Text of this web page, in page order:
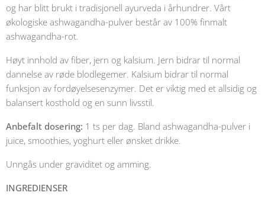
og har blitt brukt i tradisjonell ayurveda i århundrer. Vårt
økologiske ashwagandha-pulver består av 100% finmalt
ashwagandha-rot.
Høyt innhold av fiber, jern og kalsium. Jern bidrar til normal
dannelse av røde blodlegemer. Kalsium bidrar til normal
funksjon av fordøyelsesenzymer. Det er viktig med et allsidig og
balansert kosthold og en sunn livsstil.
Anbefalt dosering: 1 ts per dag. Bland ashwagandha-pulver i
juice, smoothies, yoghurt eller ønsket drikke.
Unngås under graviditet og amming.
INGREDIENSER